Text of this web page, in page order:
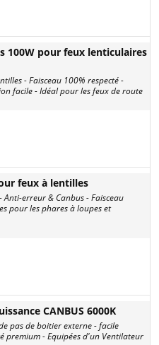
100W pour feux lenticulaires
- Faisceau 100% respecté -
facile - Idéal pour les feux de route
feux à lentilles
erreur & Canbus - Faisceau
pour les phares à loupes et
CANBUS 6000K
pas de boitier externe - facile
premium - Equipées d'un Ventilateur